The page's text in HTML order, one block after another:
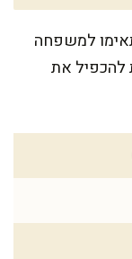
שיתאימו למשפחה
להכפיל את